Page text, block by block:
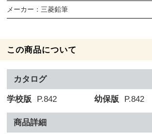
メーカー： 三菱鉛筆
この商品について
カタログ
学校版 P.842 幼保版 P.842
商品詳細